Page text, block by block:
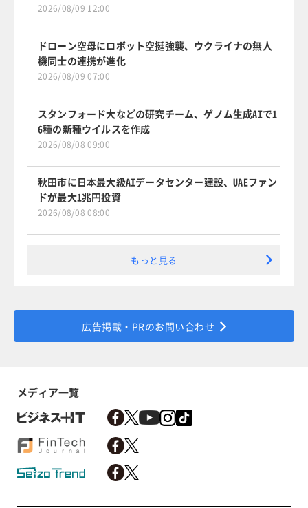
2026/08/09 12:00
ドローン空母にロボット空挺強襲、ウクライナの無人
機同士の連携が進化
2026/08/09 07:00
スタンフォード大などの研究チーム、ゲノム生成AIで1
6種の新種ウイルスを作成
2026/08/08 09:00
秋田市に日本最大級AIデータセンター建設、UAEファン
ドが最大1兆円投資
2026/08/08 08:00
もっと見る
広告掲載・PRのお問い合わせ
メディア一覧